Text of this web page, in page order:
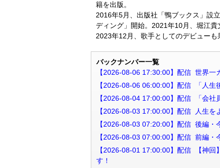
籍を出版。
2016年5月、出版社「鴨ブックス」設
ディング」開始。2021年10月、堀江貴
2023年12月、歌手としてのデビューも
バックナンバー一覧
【2026-08-06 17:30:00】配信 世界
【2026-08-06 06:00:00】配信 「人生
【2026-08-04 17:00:00】配信 「会社
【2026-08-03 17:00:00】配信 人生を
【2026-08-03 07:20:00】配信 後編・
【2026-08-03 07:00:00】配信 前編・
【2026-08-01 17:00:00】配信 【神回
す！